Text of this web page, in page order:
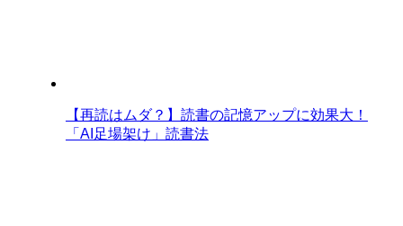
【再読はムダ？】読書の記憶アップに効果大！
「AI足場架け」読書法